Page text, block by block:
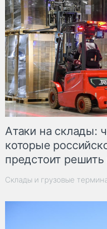
Атаки на склады:
которые
предстоит
Склады и грузовые